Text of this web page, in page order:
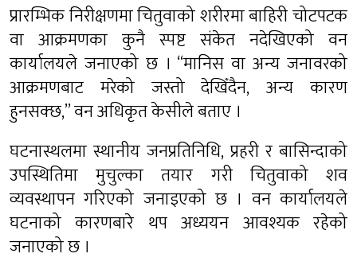
प्रारम्भिक निरीक्षणमा चितुवाको शरीरमा बाहिरी चोटपटक
वा आक्रमणका कुनै स्पष्ट संकेत नदेखिएको वन
कार्यालयले जनाएको छ । “मानिस वा अन्य जनावरको
आक्रमणबाट मरेको जस्तो देखिँदैन, अन्य कारण
हुनसक्छ,” वन अधिकृत केसीले बताए ।
घटनास्थलमा स्थानीय जनप्रतिनिधि, प्रहरी र बासिन्दाको
उपस्थितिमा मुचुल्का तयार गरी चितुवाको शव
व्यवस्थापन गरिएको जनाइएको छ । वन कार्यालयले
घटनाको कारणबारे थप अध्ययन आवश्यक रहेको
जनाएको छ ।